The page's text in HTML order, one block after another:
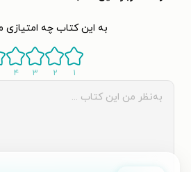
به این کتاب چه
۱ ۲ ۳ ۴